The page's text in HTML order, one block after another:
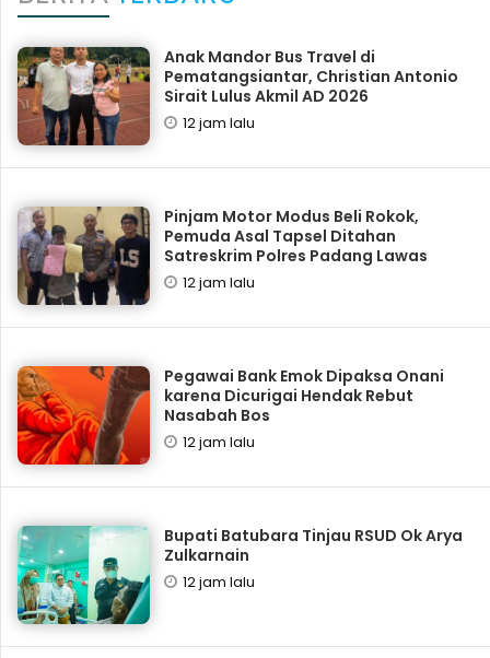
Anak Mandor Bus Travel di
Pematangsiantar, Christian Antonio
Sirait Lulus Akmil AD 2026
12 jam lalu
Pinjam Motor Modus Beli Rokok,
Pemuda Asal Tapsel Ditahan
Satreskrim Polres Padang Lawas
12 jam lalu
Pegawai Bank Emok Dipaksa Onani
karena Dicurigai Hendak Rebut
Nasabah Bos
12 jam lalu
Bupati Batubara Tinjau RSUD Ok Arya
Zulkarnain
12 jam lalu